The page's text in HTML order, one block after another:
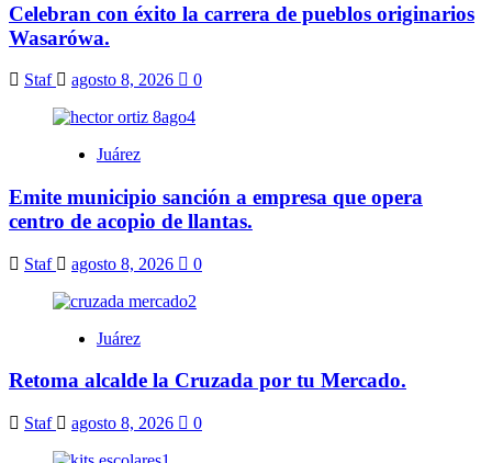
Celebran con éxito la carrera de pueblos originarios
Wasarówa.
Staf agosto 8, 2026 0
Juárez
Emite municipio sanción a empresa que opera
centro de acopio de llantas.
Staf agosto 8, 2026 0
Juárez
Retoma alcalde la Cruzada por tu Mercado.
Staf agosto 8, 2026 0